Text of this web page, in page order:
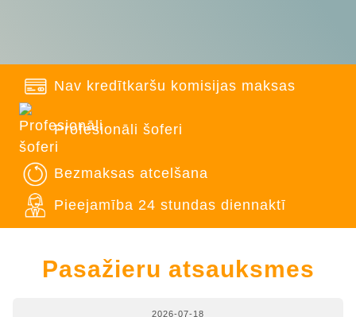
Nav kredītkaršu komisijas maksas
Profesionāli šoferi
Bezmaksas atcelšana
Pieejamība 24 stundas diennaktī
Pasažieru atsauksmes
2026-07-18